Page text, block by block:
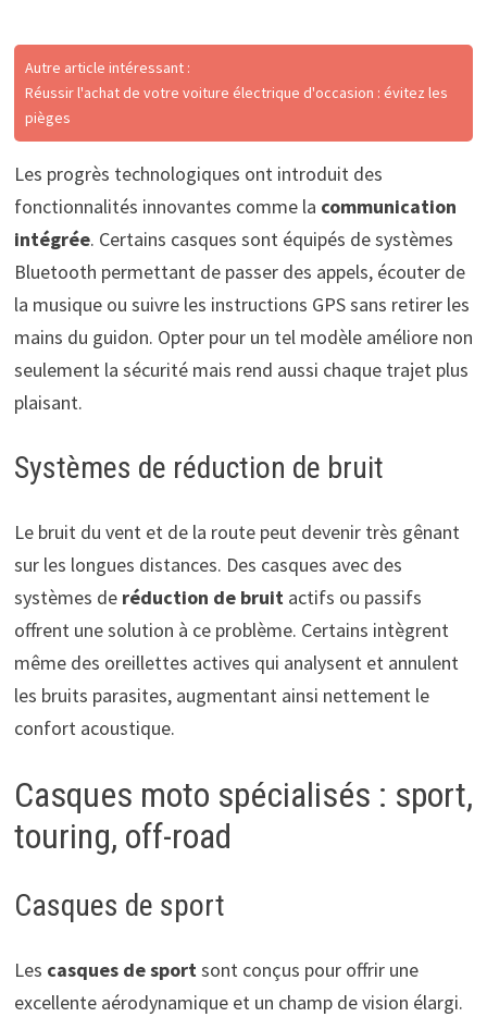
Autre article intéressant :
Réussir l'achat de votre voiture électrique d'occasion : évitez les
pièges
Les progrès technologiques ont introduit des
fonctionnalités innovantes comme la communication
intégrée. Certains casques sont équipés de systèmes
Bluetooth permettant de passer des appels, écouter de
la musique ou suivre les instructions GPS sans retirer les
mains du guidon. Opter pour un tel modèle améliore non
seulement la sécurité mais rend aussi chaque trajet plus
plaisant.
Systèmes de réduction de bruit
Le bruit du vent et de la route peut devenir très gênant
sur les longues distances. Des casques avec des
systèmes de réduction de bruitactifs ou passifs
offrent une solution à ce problème. Certains intègrent
même des oreillettes actives qui analysent et annulent
les bruits parasites, augmentant ainsi nettement le
confort acoustique.
Casques moto spécialisés : sport,
touring, off-road
Casques de sport
Les casques de sportsont conçus pour offrir une
excellente aérodynamique et un champ de vision élargi.